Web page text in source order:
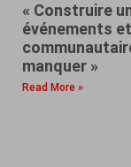
« Construire
événements
manquer »
Read More »